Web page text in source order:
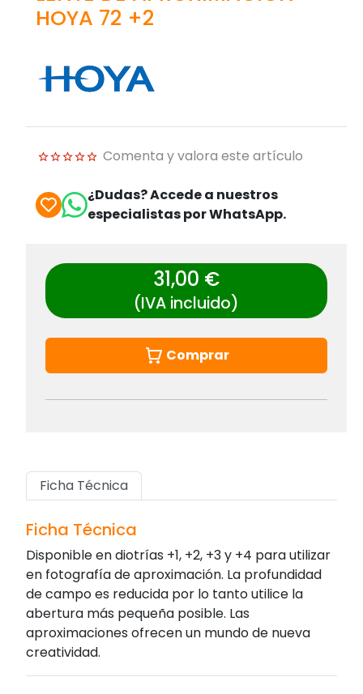
HOYA 72 +2
Comenta y valora este artículo
¿Dudas? Accede a nuestros
especialistas por WhatsApp.
31,00 €
(IVA incluido)
Comprar
Ficha Técnica
Ficha Técnica
Disponible en diotrías +1, +2, +3 y +4 para utilizar
en fotografía de aproximación. La profundidad
de campo es reducida por lo tanto utilice la
abertura más pequeña posible. Las
aproximaciones ofrecen un mundo de nueva
creatividad.